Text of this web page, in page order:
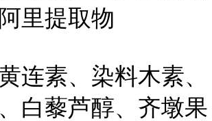
里提取物
连素、染料木素、
白藜芦醇、齐墩果